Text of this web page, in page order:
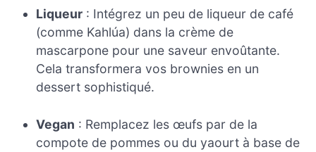
Liqueur : Intégrez un peu de liqueur de café
(comme Kahlúa) dans la crème de
mascarpone pour une saveur envoûtante.
Cela transformera vos brownies en un
dessert sophistiqué.
Vegan : Remplacez les œufs par de la
compote de pommes ou du yaourt à base de